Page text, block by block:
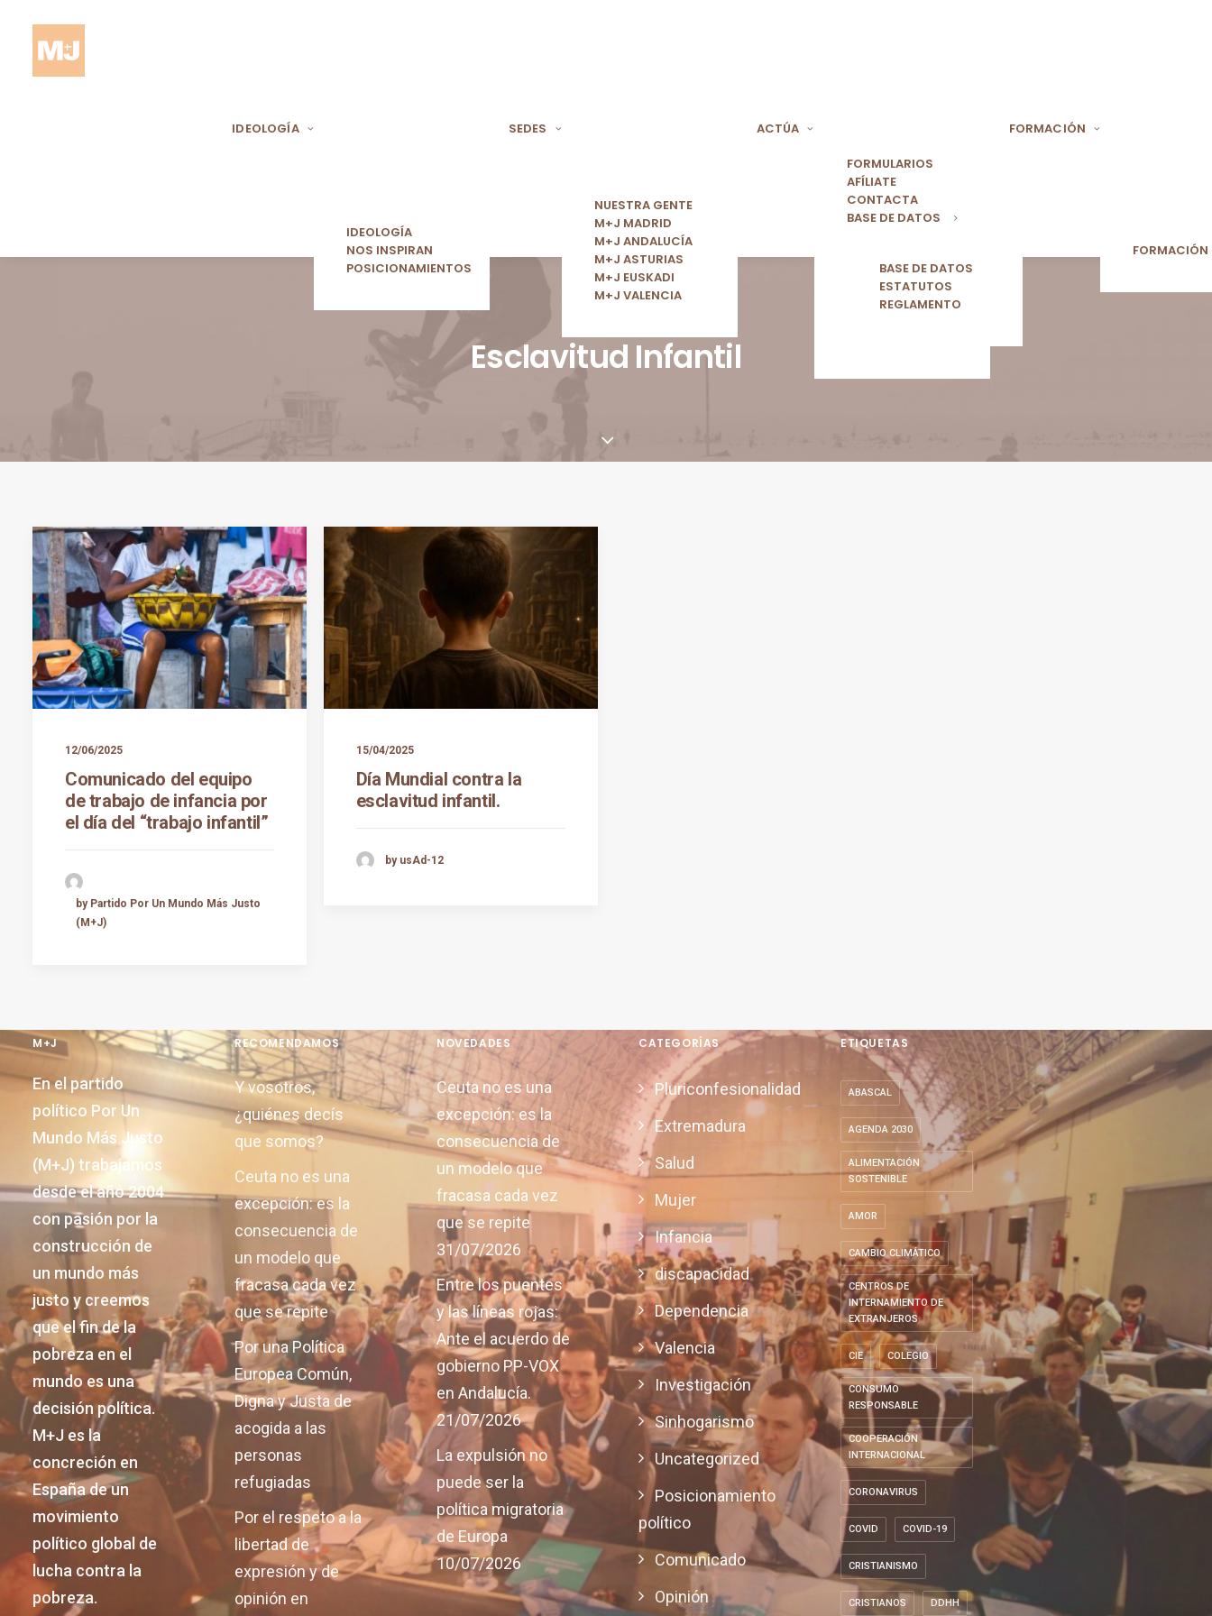
IDEOLOGÍA
IDEOLOGÍA
NOS INSPIRAN
POSICIONAMIENTOS
SEDES
NUESTRA GENTE
M+J MADRID
M+J ANDALUCÍA
M+J ASTURIAS
M+J EUSKADI
M+J VALENCIA
ACTÚA
FORMULARIOS
AFÍLIATE
CONTACTA
BASE DE DATOS
BASE DE DATOS
ESTATUTOS
REGLAMENTO
FORMACIÓN
FORMACIÓN
Esclavitud Infantil
12/06/2025
Comunicado del equipo
de trabajo de infancia por
el día del “trabajo infantil”
by Partido Por Un Mundo Más Justo
(M+J)
15/04/2025
Día Mundial contra la
esclavitud infantil.
by usAd-12
M+J
En el partido
político Por Un
Mundo Más Justo
(M+J) trabajamos
desde el año 2004
con pasión por la
construcción de
un mundo más
justo y creemos
que el fin de la
pobreza en el
mundo es una
decisión política.
M+J es la
concreción en
España de un
movimiento
político global de
lucha contra la
pobreza.
RECOMENDAMOS
Y vosotros,
¿quiénes decís
que somos?
Ceuta no es una
excepción: es la
consecuencia de
un modelo que
fracasa cada vez
que se repite
Por una Política
Europea Común,
Digna y Justa de
acogida a las
personas
refugiadas
Por el respeto a la
libertad de
expresión y de
opinión en
NOVEDADES
Ceuta no es una
excepción: es la
consecuencia de
un modelo que
fracasa cada vez
que se repite
31/07/2026
Entre los puentes
y las líneas rojas:
Ante el acuerdo de
gobierno PP-VOX
en Andalucía.
21/07/2026
La expulsión no
puede ser la
política migratoria
de Europa
10/07/2026
CATEGORÍAS
Pluriconfesionalidad
Extremadura
Salud
Mujer
Infancia
discapacidad
Dependencia
Valencia
Investigación
Sinhogarismo
Uncategorized
Posicionamiento
político
Comunicado
Opinión
ETIQUETAS
ABASCAL
AGENDA 2030
ALIMENTACIÓN
SOSTENIBLE
AMOR
CAMBIO CLIMÁTICO
CENTROS DE
INTERNAMIENTO DE
EXTRANJEROS
CIE COLEGIO
CONSUMO
RESPONSABLE
COOPERACIÓN
INTERNACIONAL
CORONAVIRUS
COVID COVID-19
CRISTIANISMO
CRISTIANOS DDHH